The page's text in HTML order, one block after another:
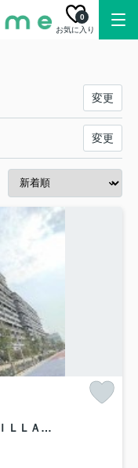
お気に入り
0
変更
変更
ＨＡＲＵＭＩ ＦＬＡＧ ＳＵＮ ＶＩＬＬＡＧＥ Ｃ棟